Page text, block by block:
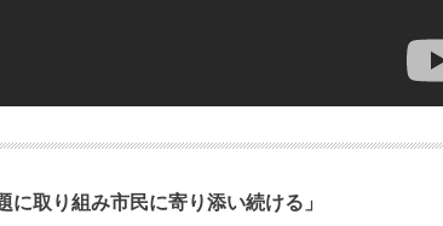
に取り組み市民に寄り添い続ける」